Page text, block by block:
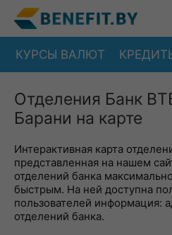
КУРСЫ ВАЛЮТ
Отделения Банк
Барани на карте
Интерактивная карта
представленная на нашем
отделений банка
быстрым. На ней доступна
пользователей информация:
отделений банка.